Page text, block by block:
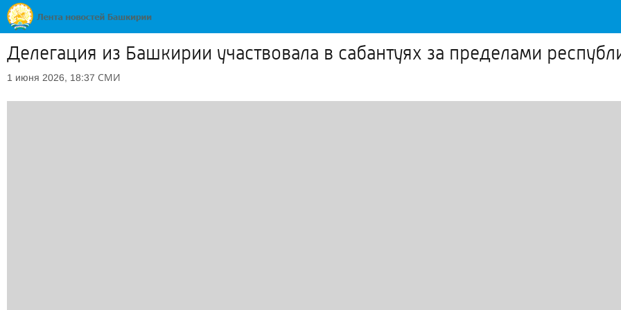
Делегация из Башкирии участвовала в сабантуях за пределами
1 июня 2026, 18:37 СМИ